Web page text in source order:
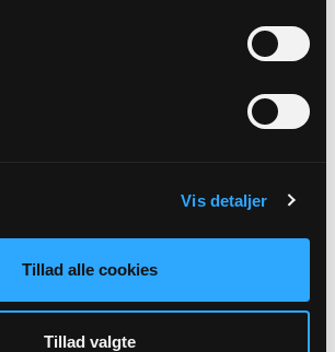
Vis detaljer
Tillad alle cookies
Tillad valgte